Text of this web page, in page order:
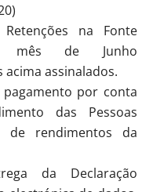
na Fonte
mês de Junho
assinalados.
pagamento por conta
das Pessoas
de rendimentos da
da Declaração